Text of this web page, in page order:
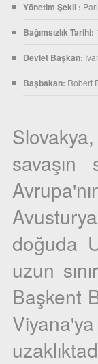
Yönetim Şekli :
Bağımsızlık Tarihi:
Devlet Başkan:
Başbakan: Robert
doğuda
uzun
Başkent